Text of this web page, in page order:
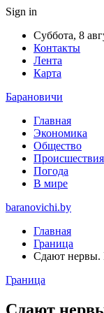
Sign in
Суббота, 8
Контакты
Лента
Карта
Барановичи
Главная
Экономика
Общество
Происшествия
Погода
В мире
baranovichi.by
Главная
Граница
Сдают нервы.
Граница